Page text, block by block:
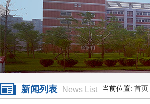
新闻列表 News List 当前位置: 首页